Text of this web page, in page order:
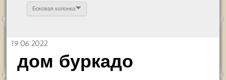
Боковая колонка
19.06.2022
дом буркадо